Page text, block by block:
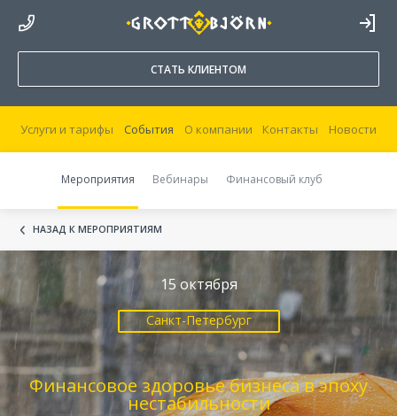
8 800 250 44 20
ВОЙТИ В
КАБИНЕТ
СТАТЬ КЛИЕНТОМ
Услуги и тарифы События О компании Контакты Новости
Мероприятия Вебинары Финансовый клуб
НАЗАД К МЕРОПРИЯТИЯМ
15 октября
Санкт-Петербург
Финансовое здоровье бизнеса в эпоху
нестабильности